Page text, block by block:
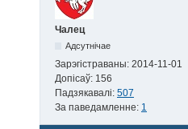
Чалец
Адсутнічае
Зарэгістраваны: 2014-11-01
Допісаў: 156
Падзякавалі: 507
За паведамленне: 1